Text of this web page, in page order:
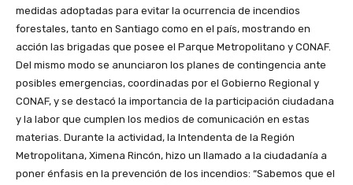
medidas adoptadas para evitar la ocurrencia de incendios
forestales, tanto en Santiago como en el país, mostrando en
acción las brigadas que posee el Parque Metropolitano y CONAF.
Del mismo modo se anunciaron los planes de contingencia ante
posibles emergencias, coordinadas por el Gobierno Regional y
CONAF, y se destacó la importancia de la participación ciudadana
y la labor que cumplen los medios de comunicación en estas
materias. Durante la actividad, la Intendenta de la Región
Metropolitana, Ximena Rincón, hizo un llamado a la ciudadanía a
poner énfasis en la prevención de los incendios: “Sabemos que el